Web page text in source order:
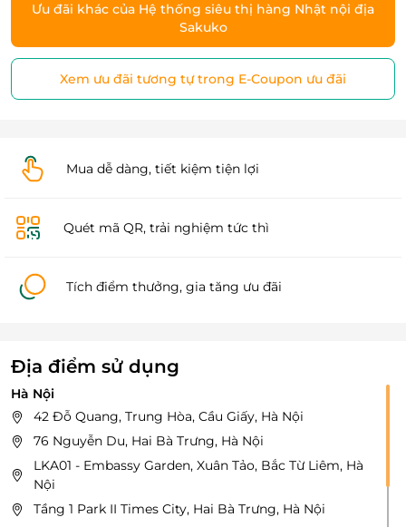
Ưu đãi khác của Hệ thống siêu thị hàng Nhật nội địa
Sakuko
Xem ưu đãi tương tự trong E-Coupon ưu đãi
Mua dễ dàng, tiết kiệm tiện lợi
Quét mã QR, trải nghiệm tức thì
Tích điểm thưởng, gia tăng ưu đãi
Địa điểm sử dụng
Hà Nội
42 Đỗ Quang, Trung Hòa, Cầu Giấy, Hà Nội
76 Nguyễn Du, Hai Bà Trưng, Hà Nội
LKA01 - Embassy Garden, Xuân Tảo, Bắc Từ Liêm, Hà
Nội
Tầng 1 Park II Times City, Hai Bà Trưng, Hà Nội